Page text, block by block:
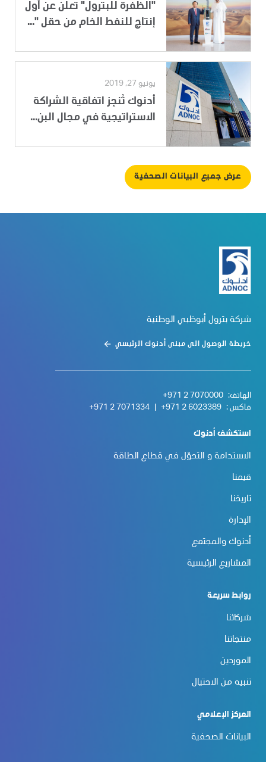
"الظفرة للبترول" تعلن عن أول
إنتاج للنفط الخام من حقل "...
يونيو 27, 2019
أدنوك تُنجِز اتفاقية الشراكة
الاستراتيجية في مجال البن...
عرض جميع البيانات الصحفية
شركة بترول أبوظبي الوطنية
خريطة الوصول الى مبنى أدنوك الرئيسي
الهاتف: +971 2 7070000
فاكس : +971 2 6023389
+971 2 7071334
استكشف أدنوك
الاستدامة و التحوّل في قطاع الطاقة
قيمنا
تاريخنا
الإدارة
أدنوك والمجتمع
المشاريع الرئيسية
روابط سريعة
شركائنا
منتجاتنا
الموردين
تنبيه من الاحتيال
المركز الإعلامي
البيانات الصحفية